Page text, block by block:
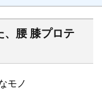
、腰 膝プロテ
モノ